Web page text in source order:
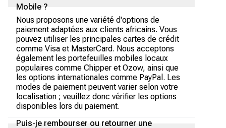
Mobile ?
Nous proposons une variété d'options de
paiement adaptées aux clients africains. Vous
pouvez utiliser les principales cartes de crédit
comme Visa et MasterCard. Nous acceptons
également les portefeuilles mobiles locaux
populaires comme Chipper et Ozow, ainsi que
les options internationales comme PayPal. Les
modes de paiement peuvent varier selon votre
localisation ; veuillez donc vérifier les options
disponibles lors du paiement.
Puis-je rembourser ou retourner une